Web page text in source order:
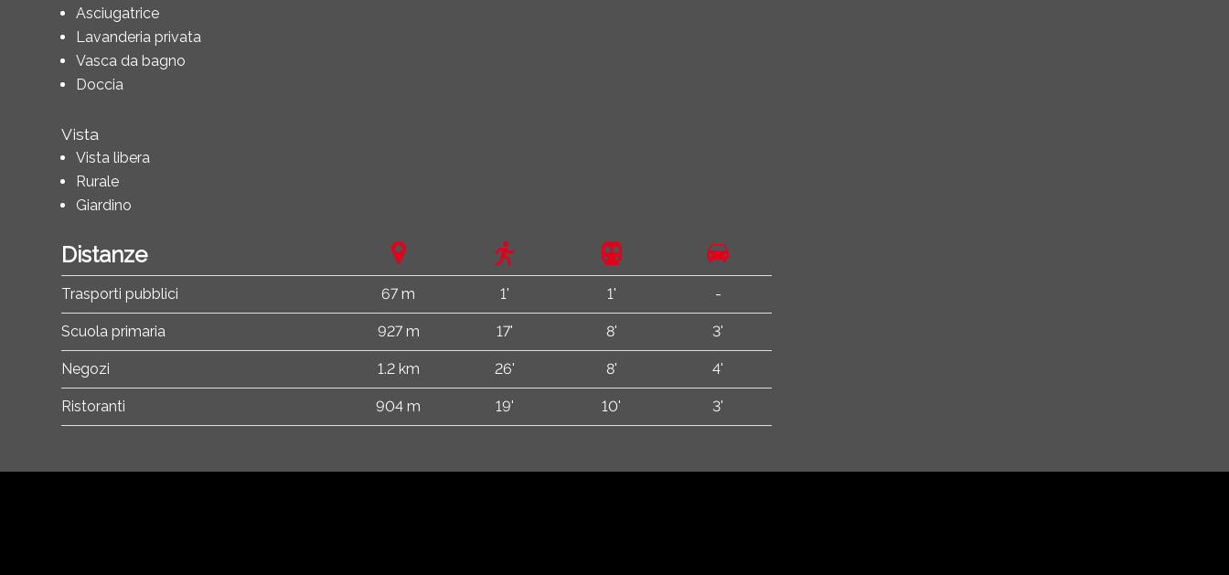
Asciugatrice
Lavanderia privata
Vasca da bagno
Doccia
Vista
Vista libera
Rurale
Giardino
Distanze
Trasporti pubblici 67 m 1' 1' -
Scuola primaria 927 m 17' 8' 3'
Negozi 1.2 km 26' 8' 4'
Ristoranti 904 m 19' 10' 3'